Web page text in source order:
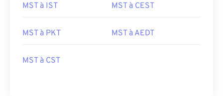
MST à IST MST à CEST
MST à PKT MST à AEDT
MST à CST